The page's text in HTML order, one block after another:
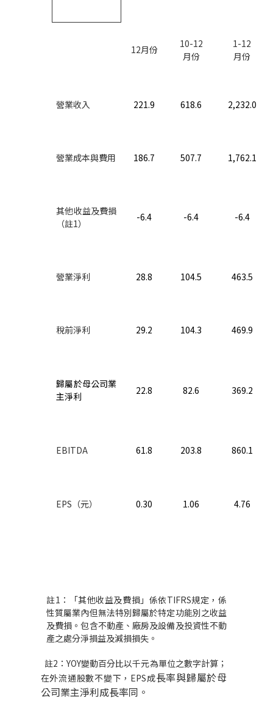
12月份
10-12
月份
1-12
月份
營業收入 221.9 618.6 2,232.0
營業成本與費用 186.7 507.7 1,762.1
其他收益及費損
（註1）
-6.4 -6.4 -6.4
營業淨利 28.8 104.5 463.5
稅前淨利 29.2 104.3 469.9
歸屬於母公司業
主淨利
22.8 82.6 369.2
EBITDA 61.8 203.8 860.1
EPS （元） 0.30 1.06 4.76
註1 ：「其他收益及費損」係依TIFRS規定，係
性質屬業內但無法特別歸屬於特定功能別之收益
及費損。包含不動產、廠房及設備及投資性不動
產之處分淨損益及減損損失。
註2 ： YOY變動百分比以千元為單位之數字計算；
在外流通股數不變下， EPS成長率與歸屬於母
公司業主淨利成長率同。